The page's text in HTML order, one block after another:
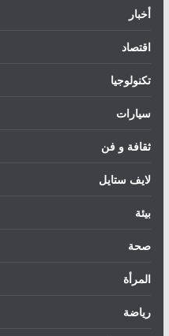
أخبار
اقتصاد
تكنولوجيا
سيارات
ثقافة و فن
لايف ستايل
بيئة
صحة
المرأة
رياضة